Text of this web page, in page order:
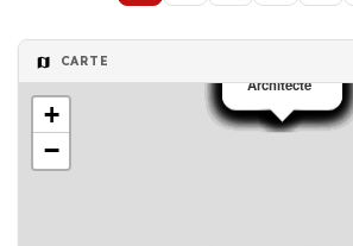
CARTE
Architecte
Architecte
Architecte
Architecte
Architecte
Architecte
Architecte
Architecte
Architecte
Architecte
Architecte
Architecte
Architecte
Architecte
Architecte
Architecte
Architecte
Architecte
Architecte
+
−